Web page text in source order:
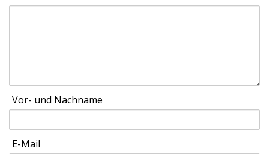
Vor- und Nachname
E-Mail